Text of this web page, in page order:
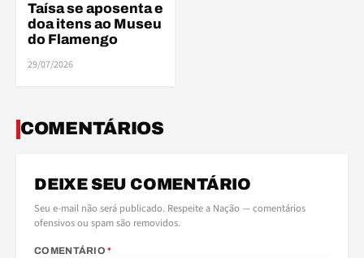
ELENCO
Taísa se aposenta e
doa itens ao Museu
do Flamengo
29/07/2026
COMENTÁRIOS
DEIXE SEU COMENTÁRIO
Seu e-mail não será publicado. Respeite a Nação — comentários
ofensivos ou spam são removidos.
COMENTÁRIO*